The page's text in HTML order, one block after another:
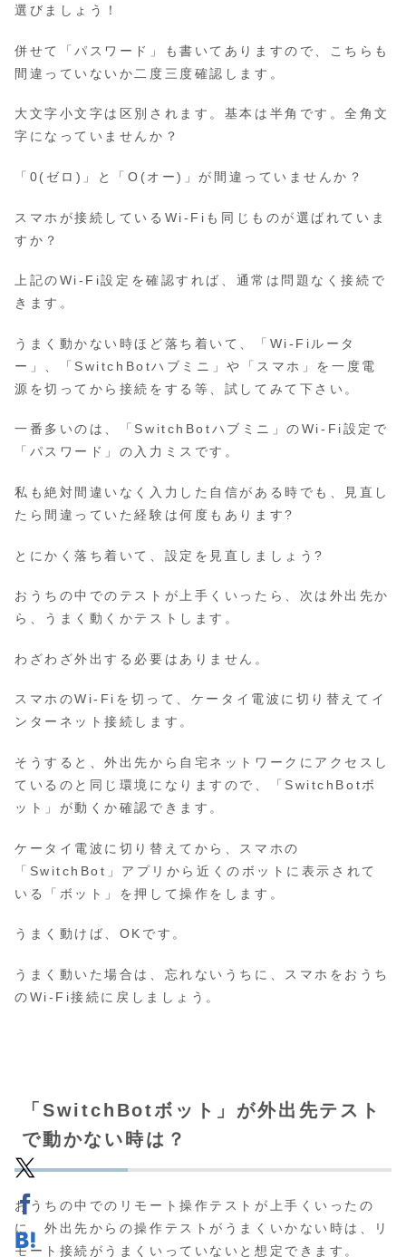
選びましょう！
併せて「パスワード」も書いてありますので、こちらも
間違っていないか二度三度確認します。
大文字小文字は区別されます。基本は半角です。全角文
字になっていませんか？
「0(ゼロ)」と「O(オー)」が間違っていませんか？
スマホが接続しているWi-Fiも同じものが選ばれていま
すか？
上記のWi-Fi設定を確認すれば、通常は問題なく接続で
きます。
うまく動かない時ほど落ち着いて、「Wi-Fiルータ
ー」、「SwitchBotハブミニ」や「スマホ」を一度電
源を切ってから接続をする等、試してみて下さい。
一番多いのは、「SwitchBotハブミニ」のWi-Fi設定で
「パスワード」の入力ミスです。
私も絶対間違いなく入力した自信がある時でも、見直し
たら間違っていた経験は何度もあります?
とにかく落ち着いて、設定を見直しましょう?
おうちの中でのテストが上手くいったら、次は外出先か
ら、うまく動くかテストします。
わざわざ外出する必要はありません。
スマホのWi-Fiを切って、ケータイ電波に切り替えてイ
ンターネット接続します。
そうすると、外出先から自宅ネットワークにアクセスし
ているのと同じ環境になりますので、「SwitchBotボ
ット」が動くか確認できます。
ケータイ電波に切り替えてから、スマホの
「SwitchBot」アプリから近くのボットに表示されて
いる「ボット」を押して操作をします。
うまく動けば、OKです。
うまく動いた場合は、忘れないうちに、スマホをおうち
のWi-Fi接続に戻しましょう。
「SwitchBotボット」が外出先テスト
で動かない時は？
おうちの中でのリモート操作テストが上手くいったの
に、外出先からの操作テストがうまくいかない時は、リ
モート接続がうまくいっていないと想定できます。